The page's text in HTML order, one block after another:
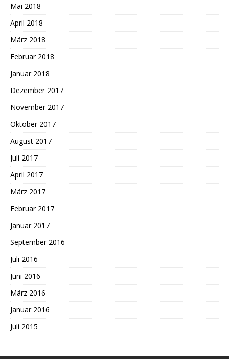
Mai 2018
April 2018
März 2018
Februar 2018
Januar 2018
Dezember 2017
November 2017
Oktober 2017
August 2017
Juli 2017
April 2017
März 2017
Februar 2017
Januar 2017
September 2016
Juli 2016
Juni 2016
März 2016
Januar 2016
Juli 2015